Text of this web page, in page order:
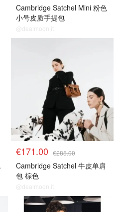
Cambridge Satchel Mini 粉色
小号皮质手提包
@dealmoon.it
€171.00 €285.00
Cambridge Satchel 牛皮单肩
包 棕色
@dealmoon.it